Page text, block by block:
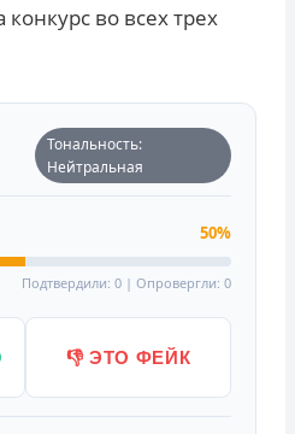
во всех трех
Тональность:
Нейтральная
50%
Подтвердили: 0 | Опровергли: 0
👎 ЭТО ФЕЙК